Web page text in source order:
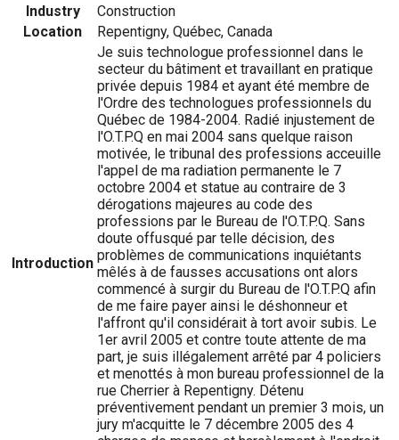
Industry
Construction
Location
Repentigny, Québec, Canada
Introduction
Je suis technologue professionnel dans le
secteur du bâtiment et travaillant en pratique
privée depuis 1984 et ayant été membre de
l'Ordre des technologues professionnels du
Québec de 1984-2004. Radié injustement de
l'O.T.P.Q en mai 2004 sans quelque raison
motivée, le tribunal des professions acceuille
l'appel de ma radiation permanente le 7
octobre 2004 et statue au contraire de 3
dérogations majeures au code des
professions par le Bureau de l'O.T.P.Q. Sans
doute offusqué par telle décision, des
problèmes de communications inquiétants
mêlés à de fausses accusations ont alors
commencé à surgir du Bureau de l'O.T.P.Q afin
de me faire payer ainsi le déshonneur et
l'affront qu'il considérait à tort avoir subis. Le
1er avril 2005 et contre toute attente de ma
part, je suis illégalement arrêté par 4 policiers
et menottés à mon bureau professionnel de la
rue Cherrier à Repentigny. Détenu
préventivement pendant un premier 3 mois, un
jury m'acquitte le 7 décembre 2005 des 4